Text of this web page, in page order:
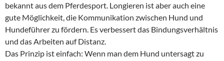
bekannt aus dem Pferdesport. Longieren ist aber auch eine
gute Möglichkeit, die Kommunikation zwischen Hund und
Hundeführer zu fördern. Es verbessert das Bindungsverhältnis
und das Arbeiten auf Distanz.
Das Prinzip ist einfach: Wenn man dem Hund untersagt zu